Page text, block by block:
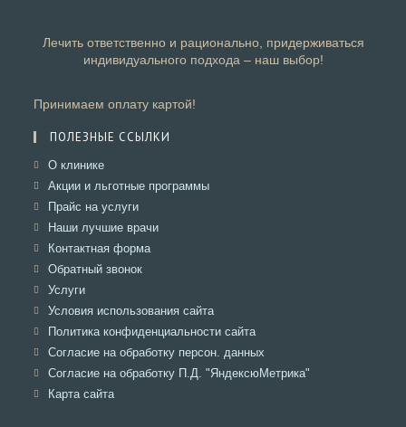
Лечить ответственно и рационально, придерживаться
индивидуального подхода – наш выбор!
Принимаем оплату картой!
ПОЛЕЗНЫЕ ССЫЛКИ
О клиникеОткроется
в
вкладке
Акции и льготные программыОткроется
Прайс на услугиОткроется
в
вкладке
Наши лучшие врачиОткроется
Контактная формаОткроется
Обратный звонокОткроется
вкладке
УслугиОткроется
в
вкладке
Условия использования сайтаОткроется
в
вкладке
Политика конфиденциальности сайтаОткроется
в
вкладке
Согласие на обработку персон. данных
в
Согласие на обработку П.Д. "ЯндексюМетрика"
Карта сайтаОткроется